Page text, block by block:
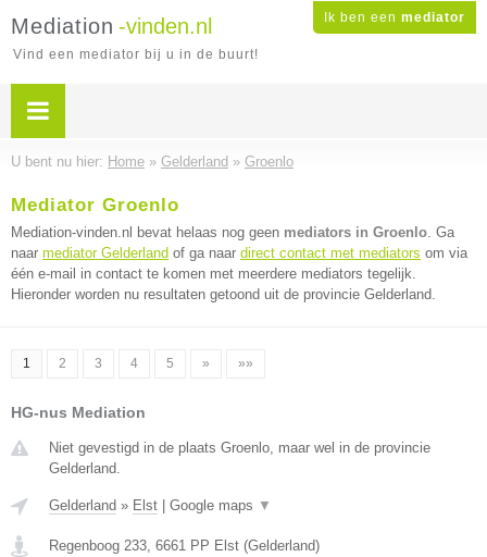
Ik ben een mediator
Mediation -vinden.nl
Vind een mediator bij u in de buurt!
U bent nu hier: Home » Gelderland » Groenlo
Mediator Groenlo
Mediation-vinden.nl bevat helaas nog geen mediators in Groenlo. Ga
naar mediator Gelderland of ga naar direct contact met mediators om via
één e-mail in contact te komen met meerdere mediators tegelijk.
Hieronder worden nu resultaten getoond uit de provincie Gelderland.
1 2 3 4 5 » »»
HG-nus Mediation
Niet gevestigd in de plaats Groenlo, maar wel in de provincie
Gelderland.
Gelderland » Elst Google maps ▼
Regenboog 233, 6661 PP Elst (Gelderland)